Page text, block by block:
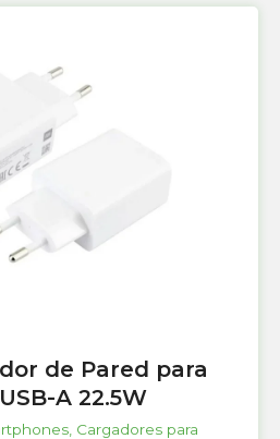
de Pared para
A 22.5W
Cargadores para